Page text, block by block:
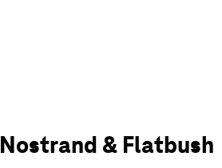
Nostrand & Flatbush